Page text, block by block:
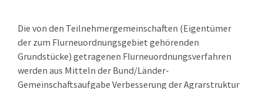
Die von den Teilnehmergemeinschaften (Eigentümer
der zum Flurneuordnungsgebiet gehörenden
Grundstücke) getragenen Flurneuordnungsverfahren
werden aus Mitteln der Bund/Länder-
Gemeinschaftsaufgabe Verbesserung der Agrarstruktur